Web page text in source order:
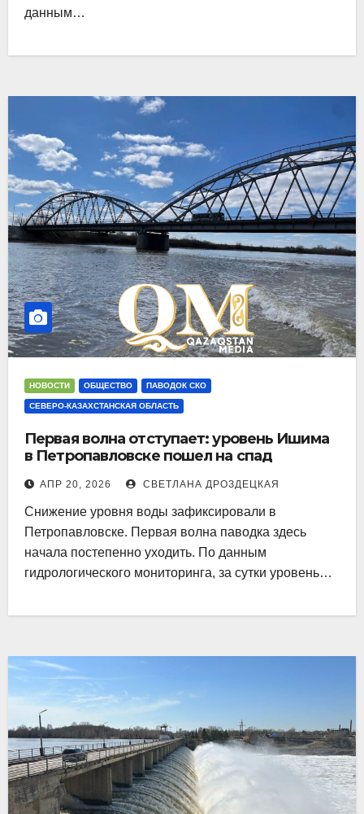
данным…
НОВОСТИ ОБЩЕСТВО ПАВОДОК СКО
СЕВЕРО-КАЗАХСТАНСКАЯ ОБЛАСТЬ
Первая волна отступает: уровень Ишима
в Петропавловске пошел на спад
АПР 20, 2026 СВЕТЛАНА ДРОЗДЕЦКАЯ
Снижение уровня воды зафиксировали в
Петропавловске. Первая волна паводка здесь
начала постепенно уходить. По данным
гидрологического мониторинга, за сутки уровень…